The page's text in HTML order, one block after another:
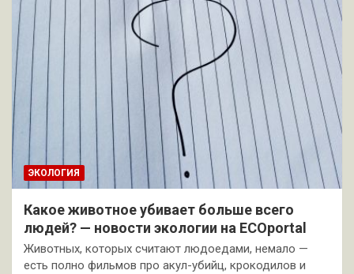
ЭКОЛОГИЯ
Какое животное убивает больше всего
людей? — новости экологии на ECOportal
Животных, которых считают людоедами, немало —
есть полно фильмов про акул-убийц, крокодилов и